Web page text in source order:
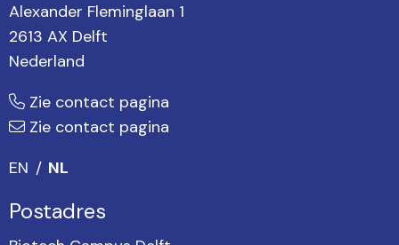
Alexander Fleminglaan 1
2613 AX Delft
Nederland
Zie contact pagina
Zie contact pagina
EN
NL
Postadres